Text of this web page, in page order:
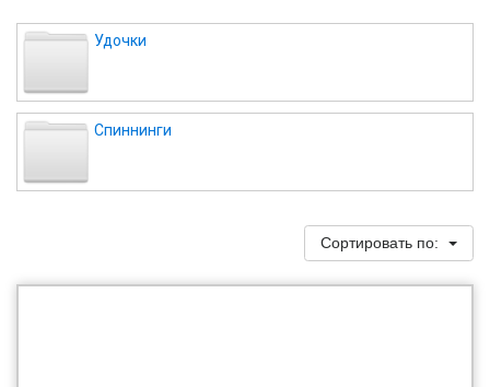
Удочки
Спиннинги
Сортировать по: